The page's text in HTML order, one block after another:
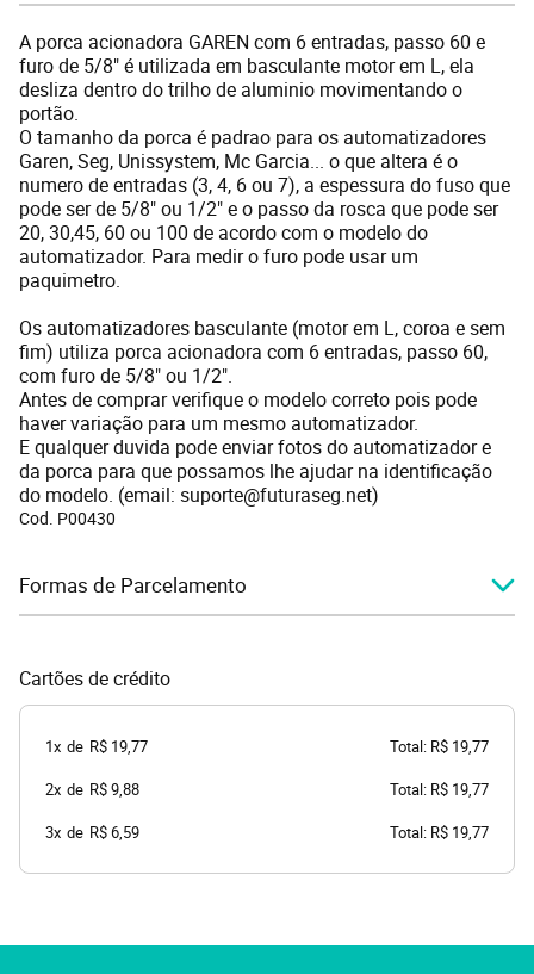
A porca acionadora GAREN com 6 entradas, passo 60 e
furo de 5/8" é utilizada em basculante motor em L, ela
desliza dentro do trilho de aluminio movimentando o
portão.
O tamanho da porca é padrao para os automatizadores
Garen, Seg, Unissystem, Mc Garcia... o que altera é o
numero de entradas (3, 4, 6 ou 7), a espessura do fuso que
pode ser de 5/8" ou 1/2" e o passo da rosca que pode ser
20, 30,45, 60 ou 100 de acordo com o modelo do
automatizador. Para medir o furo pode usar um
paquimetro.
Os automatizadores basculante (motor em L, coroa e sem
fim) utiliza porca acionadora com 6 entradas, passo 60,
com furo de 5/8" ou 1/2".
Antes de comprar verifique o modelo correto pois pode
haver variação para um mesmo automatizador.
E qualquer duvida pode enviar fotos do automatizador e
da porca para que possamos lhe ajudar na identificação
do modelo. (email: suporte@futuraseg.net)
Cod. P00430
Formas de Parcelamento
Cartões de crédito
1x de R$ 19,77
Total: R$ 19,77
2x de R$ 9,88
Total: R$ 19,77
3x de R$ 6,59 Total: R$ 19,77